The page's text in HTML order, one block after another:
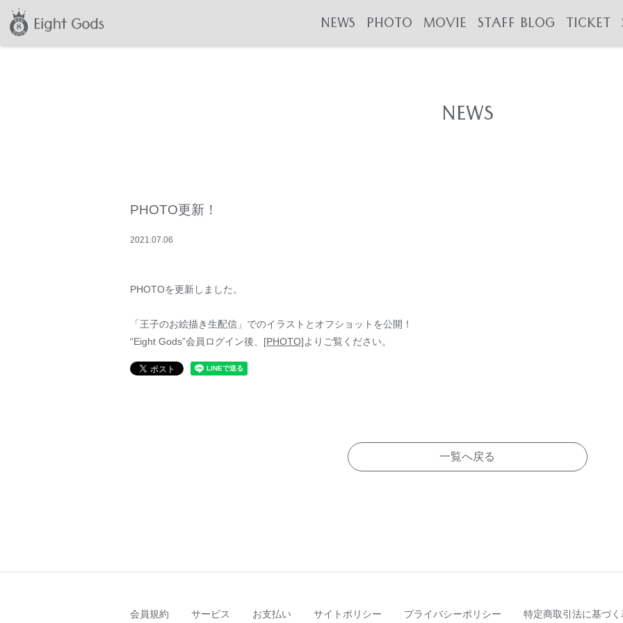
NEWS PHOTO MOVIE STAFF BLOG TICKET
NEWS
PHOTO更新！
2021.07.06
PHOTOを更新しました。
「王子のお絵描き生配信」でのイラストとオフショットを公開！
“Eight Gods”会員ログイン後、 [PHOTO]よりご覧ください。
一覧へ戻る
会員規約 サービス お支払い サイトポリシー プライバシーポリシー 特定商取引法に基づく